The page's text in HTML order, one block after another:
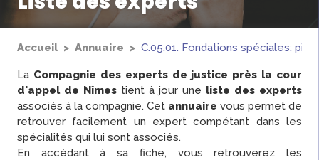
Accueil Annuaire C.05.01. Fondations spéciales:
La Compagnie des experts de justice près la cour
d'appel de Nîmes tient à jour une liste des experts
associés à la compagnie. Cet annuaire vous permet de
retrouver facilement un expert compétant dans les
spécialités qui lui sont associés.
En accédant à sa fiche, vous retrouverez les